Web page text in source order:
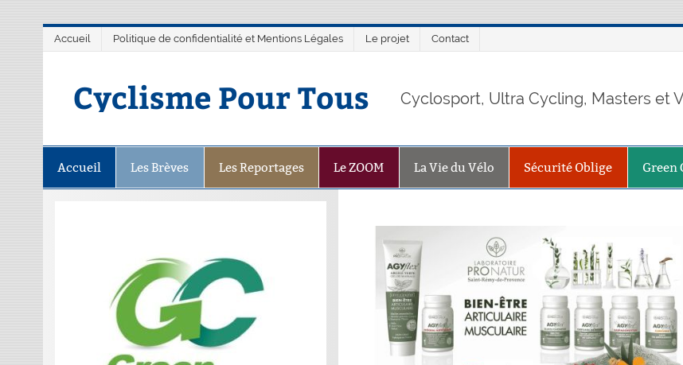
Accueil Politique de confidentialité et Mentions Légales Le projet Contact
Cyclisme Pour Tous Cyclosport, Ultra Cycling, Masters et
Accueil Les Brèves Les Reportages Le ZOOM La Vie du Vélo Sécurité Oblige Green